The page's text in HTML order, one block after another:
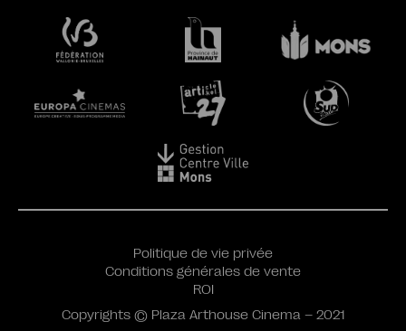
Politique de vie privée
Conditions générales de vente
ROI
Copyrights © Plaza Arthouse Cinema – 2021